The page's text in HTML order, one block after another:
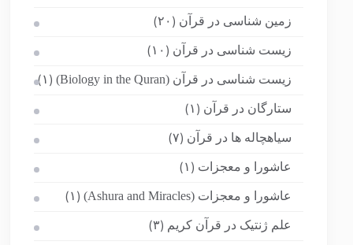
زمین شناسی در قرآن (۲۰)
زیست شناسی در قرآن (۱۰)
زیست شناسی در قرآن (Biology in the Quran) (۱)
ستارگان در قرآن (۱)
سیاهچاله ها در قرآن (۷)
عاشورا و معجزات (۱)
عاشورا و معجزات (Ashura and Miracles) (۱)
علم ژنتیک در قرآن کریم (۳)